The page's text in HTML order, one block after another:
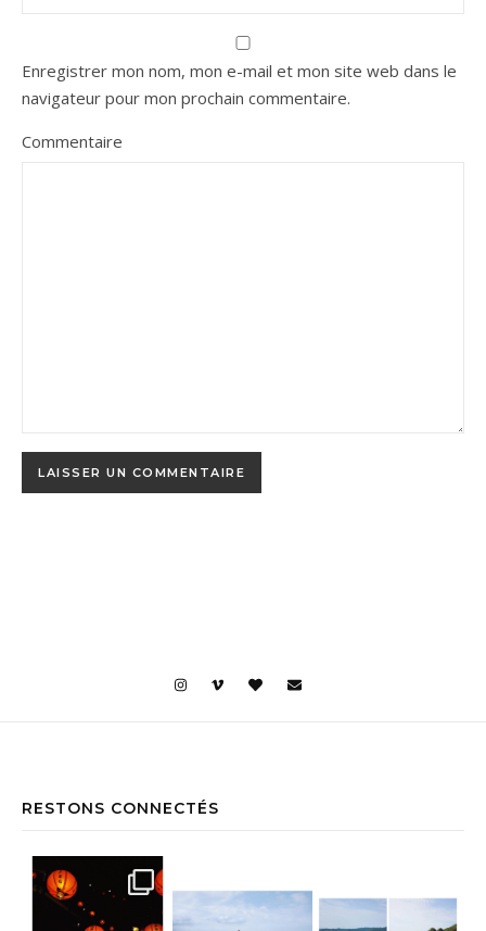
Enregistrer mon nom, mon e-mail et mon site web dans le
navigateur pour mon prochain commentaire.
Commentaire
RESTONS CONNECTÉS